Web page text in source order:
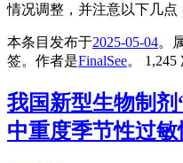
情况调整，并注意以下几点
本条目发布于2025-05-04。
签。 作者是FinalSee。 1,245
我国新型生物制
中重度季节性过敏